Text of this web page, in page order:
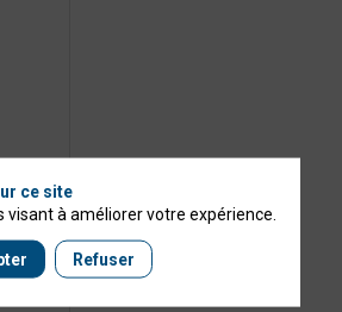
ce site
visant à améliorer votre expérience.
Refuser